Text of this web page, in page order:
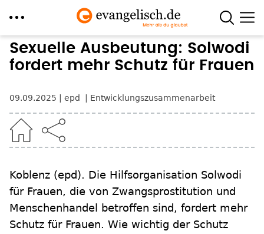
Direkt
zum
Sexuelle Ausbeutung: Solwodi
fordert mehr Schutz für Frauen
09.09.2025 epd Entwicklungszusammenarbeit
Koblenz (epd). Die Hilfsorganisation Solwodi
für Frauen, die von Zwangsprostitution und
Menschenhandel betroffen sind, fordert mehr
Schutz für Frauen. Wie wichtig der Schutz